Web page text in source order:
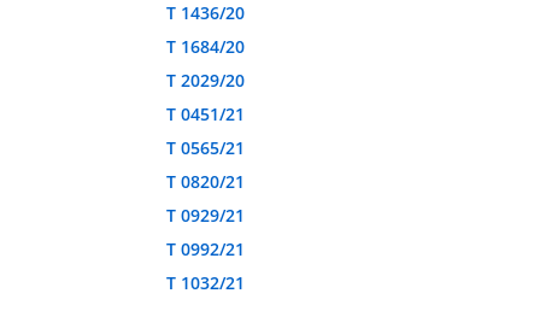
T 1436/20
T 1684/20
T 2029/20
T 0451/21
T 0565/21
T 0820/21
T 0929/21
T 0992/21
T 1032/21